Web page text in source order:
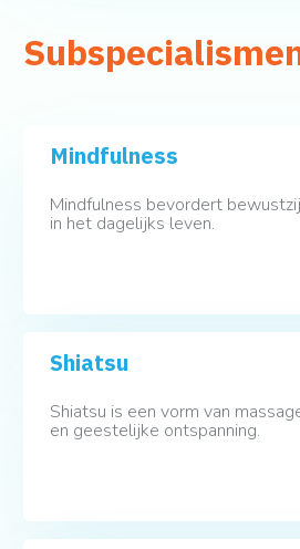
Mindfulness
Mindfulness bevordert
in het dagelijks leven.
Shiatsu
Shiatsu is een vorm van
en geestelijke ontspanning.